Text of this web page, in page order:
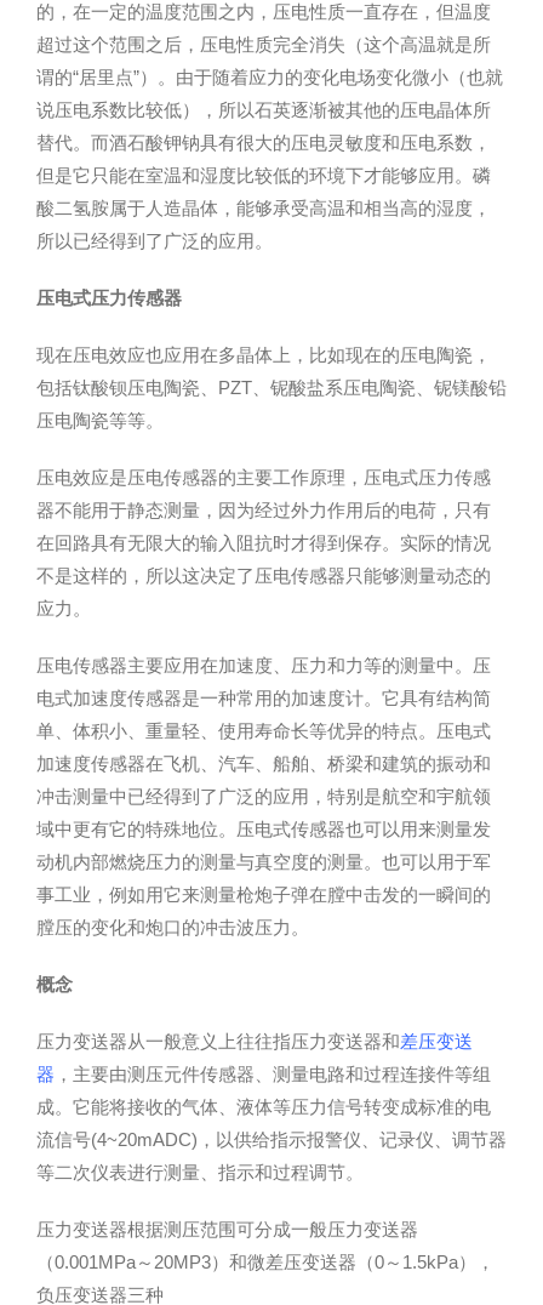
的，在一定的温度范围之内，压电性质一直存在，但温度
超过这个范围之后，压电性质完全消失（这个高温就是所
谓的“居里点”）。由于随着应力的变化电场变化微小（也就
说压电系数比较低），所以石英逐渐被其他的压电晶体所
替代。而酒石酸钾钠具有很大的压电灵敏度和压电系数，
但是它只能在室温和湿度比较低的环境下才能够应用。磷
酸二氢胺属于人造晶体，能够承受高温和相当高的湿度，
所以已经得到了广泛的应用。
压电式压力传感器
现在压电效应也应用在多晶体上，比如现在的压电陶瓷，
包括钛酸钡压电陶瓷、PZT、铌酸盐系压电陶瓷、铌镁酸铅
压电陶瓷等等。
压电效应是压电传感器的主要工作原理，压电式压力传感
器不能用于静态测量，因为经过外力作用后的电荷，只有
在回路具有无限大的输入阻抗时才得到保存。实际的情况
不是这样的，所以这决定了压电传感器只能够测量动态的
应力。
压电传感器主要应用在加速度、压力和力等的测量中。压
电式加速度传感器是一种常用的加速度计。它具有结构简
单、体积小、重量轻、使用寿命长等优异的特点。压电式
加速度传感器在飞机、汽车、船舶、桥梁和建筑的振动和
冲击测量中已经得到了广泛的应用，特别是航空和宇航领
域中更有它的特殊地位。压电式传感器也可以用来测量发
动机内部燃烧压力的测量与真空度的测量。也可以用于军
事工业，例如用它来测量枪炮子弹在膛中击发的一瞬间的
膛压的变化和炮口的冲击波压力。
概念
压力变送器从一般意义上往往指压力变送器和差压变送
器 ，主要由测压元件传感器、测量电路和过程连接件等组
成。它能将接收的气体、液体等压力信号转变成标准的电
流信号(4~20mADC)，以供给指示报警仪、记录仪、调节器
等二次仪表进行测量、指示和过程调节。
压力变送器根据测压范围可分成一般压力变送器
（0.001MPa～20MP3）和微差压变送器（0～1.5kPa），
负压变送器三种